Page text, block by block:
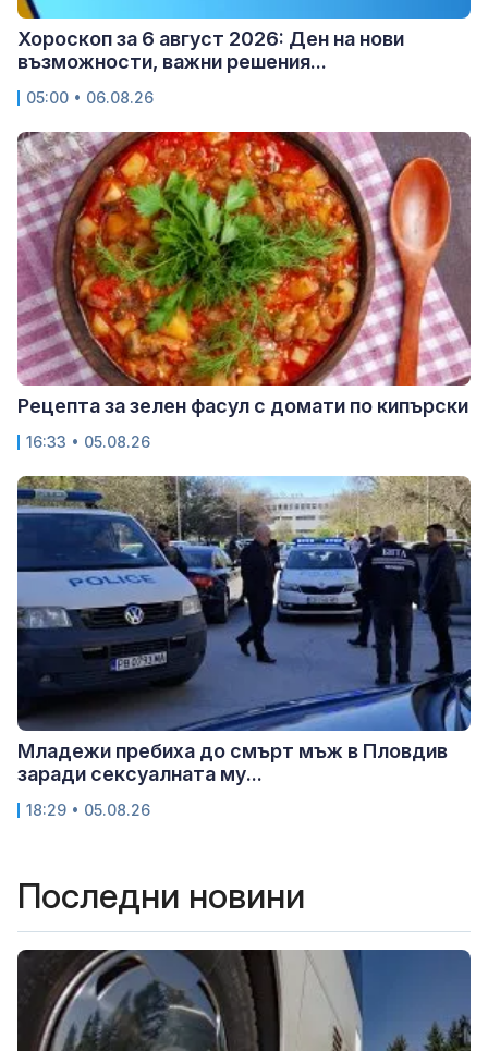
Хороскоп за 6 август 2026: Ден на нови
възможности, важни решения...
05:00 • 06.08.26
Рецепта за зелен фасул с домати по кипърски
16:33 • 05.08.26
Младежи пребиха до смърт мъж в Пловдив
заради сексуалната му...
18:29 • 05.08.26
Последни новини